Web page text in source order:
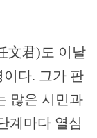
文君)도 이날
다. 그가 판
많은 시민과
계마다 열심